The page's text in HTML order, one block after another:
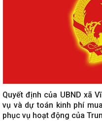
Quyết định của UBND xã
vụ và dự toán kinh phí
phục vụ hoạt động của